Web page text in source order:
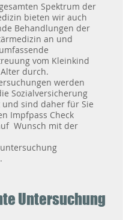
Spektrum der
bieten wir auch
Behandlungen der
an und
vom Kleinkind
durch.
werden
Sozialversicherung
sind daher für Sie
Impfpass Check
Wunsch mit der
Untersuchung